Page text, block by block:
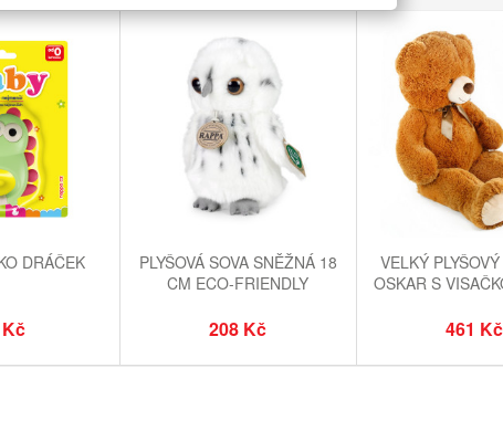
DRÁČEK
PLYŠOVÁ SOVA SNĚŽNÁ 18
CM ECO-FRIENDLY
208 Kč
VELKÝ
OSKAR S
461 Kč